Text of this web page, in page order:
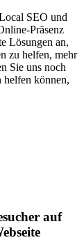
SEO und
Präsenz
Lösungen an,
zu helfen, mehr
Sie uns noch
helfen können,
auf